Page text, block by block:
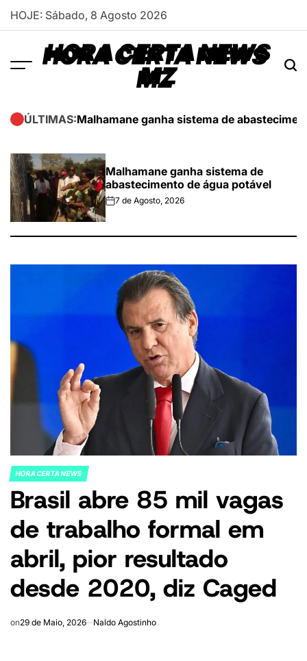
Skip
HOJE: Sábado, 8 Agosto 2026
HORA CERTA NEWS
MZ
ÚLTIMAS:Malhamane ganha sistema de
Malhamane ganha sistema de
abastecimento de água potável
on7 de Agosto, 2026
POSTED
IN
HORA CERTA NEWS
Brasil abre 85 mil vagas
de trabalho formal em
abril, pior resultado
desde 2020, diz Caged
on29 de Maio, 2026 Naldo Agostinho